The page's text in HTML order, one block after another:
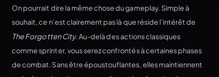
On pourrait dire la même chose du gameplay. Simple à
souhait, ce n’est clairement pas là que réside l’intérêt de
The Forgotten City. Au-delà des actions classiques
comme sprinter, vous serez confrontés à certaines phases
de combat. Sans être époustouflantes, elles maintiennent